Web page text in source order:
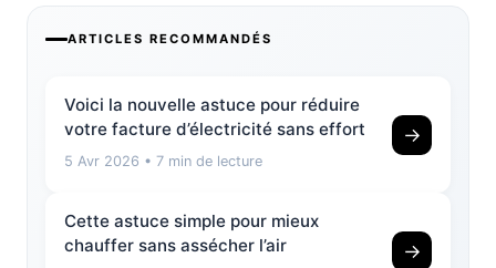
ARTICLES RECOMMANDÉS
Voici la nouvelle astuce pour réduire
votre facture d’électricité sans effort
5 Avr 2026 • 7 min de lecture
→
Cette astuce simple pour mieux
chauffer sans assécher l’air
→